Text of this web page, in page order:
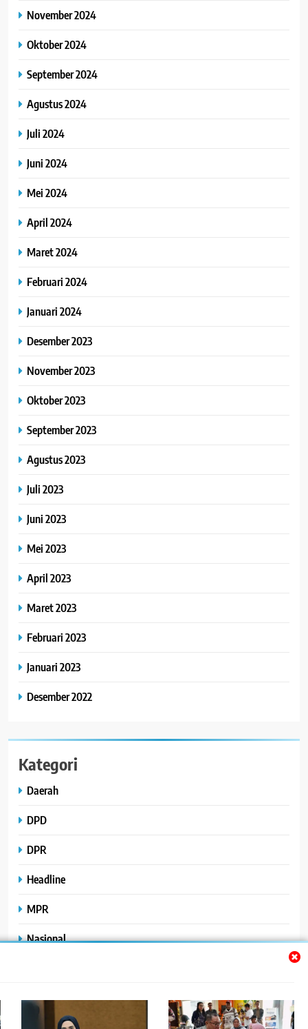
November 2024
Oktober 2024
September 2024
Agustus 2024
Juli 2024
Juni 2024
Mei 2024
April 2024
Maret 2024
Februari 2024
Januari 2024
Desember 2023
November 2023
Oktober 2023
September 2023
Agustus 2023
Juli 2023
Juni 2023
Mei 2023
April 2023
Maret 2023
Februari 2023
Januari 2023
Desember 2022
Kategori
Daerah
DPD
DPR
Headline
MPR
Nasional
Polhukam